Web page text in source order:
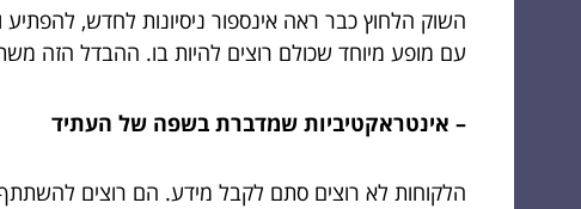
השוק הלחוץ כבר ראה אינספור ניסיונות לחדש,
עם מופע מיוחד שכולם רוצים להיות בו. ההבדל הזה
– אינטראקטיביות שמדברת בשפה של העתיד
הלקוחות לא רוצים סתם לקבל מידע. הם רוצים